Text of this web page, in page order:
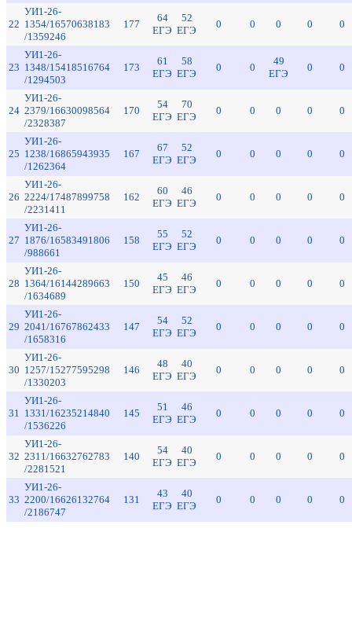
22
УИ1-26-
1354/16570638183
/1359246
177
64
ЕГЭ
52
ЕГЭ
0 0 0 0 0
23
УИ1-26-
1348/15418516764
/1294503
173
61
ЕГЭ
58
ЕГЭ
0 0
49
ЕГЭ
0 0
24
УИ1-26-
2379/16630098564
/2328387
170
54
ЕГЭ
70
ЕГЭ
0 0 0 0 0
25
УИ1-26-
1238/16865943935
/1262364
167
67
ЕГЭ
52
ЕГЭ
0 0 0 0 0
26
УИ1-26-
2224/17487899758
/2231411
162
60
ЕГЭ
46
ЕГЭ
0 0 0 0 0
27
УИ1-26-
1876/16583491806
/988661
158
55
ЕГЭ
52
ЕГЭ
0 0 0 0 0
28
УИ1-26-
1364/16144289663
/1634689
150
45
ЕГЭ
46
ЕГЭ
0 0 0 0 0
29
УИ1-26-
2041/16767862433
/1658316
147
54
ЕГЭ
52
ЕГЭ
0 0 0 0 0
30
УИ1-26-
1257/15277595298
/1330203
146
48
ЕГЭ
40
ЕГЭ
0 0 0 0 0
31
УИ1-26-
1331/16235214840
/1536226
145
51
ЕГЭ
46
ЕГЭ
0 0 0 0 0
32
УИ1-26-
2311/16632762783
/2281521
140
54
ЕГЭ
40
ЕГЭ
0 0 0 0 0
33
УИ1-26-
2200/16626132764
/2186747
131
43
ЕГЭ
40
ЕГЭ
0 0 0 0 0